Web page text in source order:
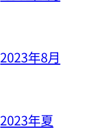
2023年8月
2023年夏